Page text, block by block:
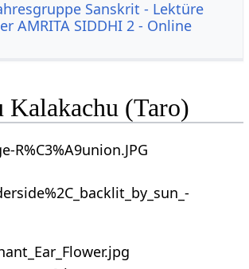
Sanskrit - Lektüre
AMRITA SIDDHI 2 - Online
Kalakachu (Taro)